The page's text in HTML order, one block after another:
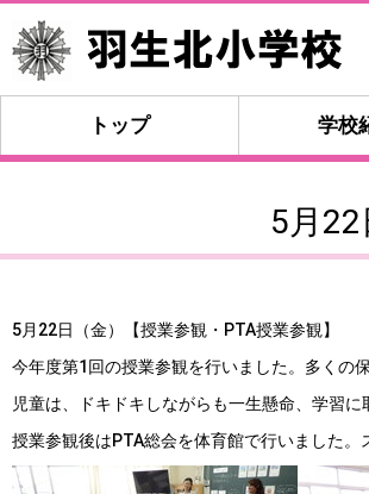
トップ 学校
5月
5月22日（金）【授業参観・PTA授業参観】
今年度第1回の授業参観を行いました。多くの
児童は、ドキドキしながらも一生懸命、学習に
授業参観後はPTA総会を体育館で行いました